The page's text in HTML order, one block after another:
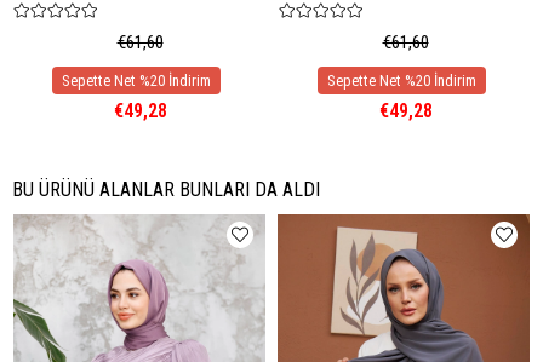
€61,60
€49,28
€61,60
€49,28
BU ÜRÜNÜ ALANLAR BUNLARI DA ALDI